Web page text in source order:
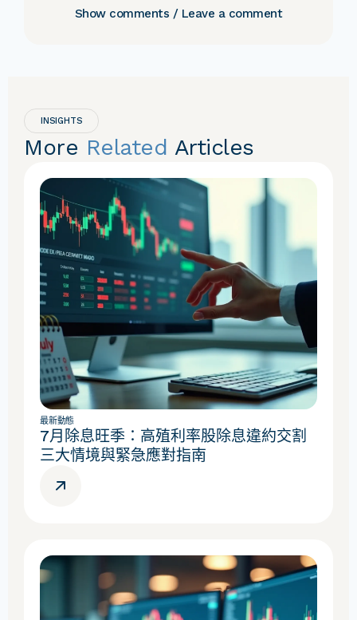
Show comments / Leave a comment
INSIGHTS
More Related Articles
最新動態
7月除息旺季：高殖利率股除息違約交割
三大情境與緊急應對指南